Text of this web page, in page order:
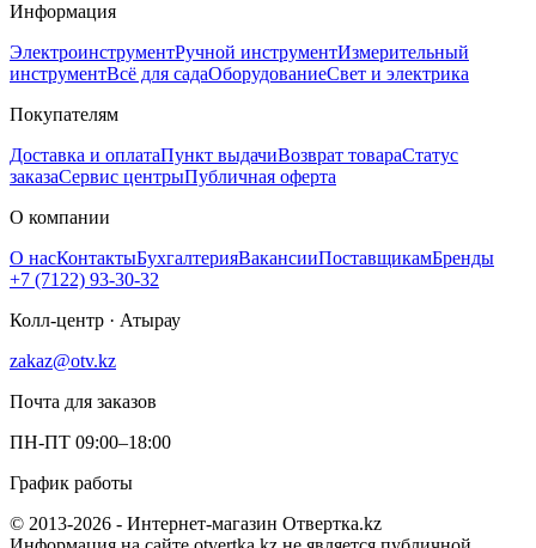
Информация
ЭлектроинструментРучной инструментИзмерительный
инструментВсё для садаОборудованиеСвет и электрика
Покупателям
Доставка и оплатаПункт выдачиВозврат товараСтатус
заказаСервис центрыПубличная оферта
О компании
О насКонтактыБухгалтерияВакансииПоставщикамБренды
+7 (7122) 93-30-32
Колл-центр · Атырау
zakaz@otv.kz
Почта для заказов
ПН-ПТ 09:00–18:00
График работы
© 2013-2026 - Интернет-магазин Отвертка.kz